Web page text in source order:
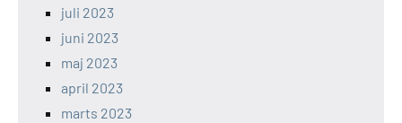
juli 2023
juni 2023
maj 2023
april 2023
marts 2023